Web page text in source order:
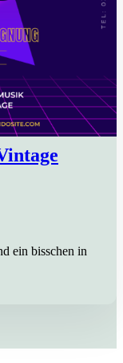
ein bisschen in